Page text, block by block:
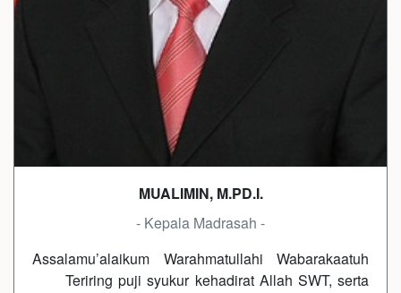
MUALIMIN, M.PD.I.
- Kepala Madrasah -
Assalamu’alaikum Warahmatullahi Wabarakaatuh
Teriring puji syukur kehadirat Allah SWT, serta